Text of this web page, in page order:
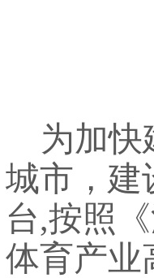
为加快
城市，建
台,按照
体育产业